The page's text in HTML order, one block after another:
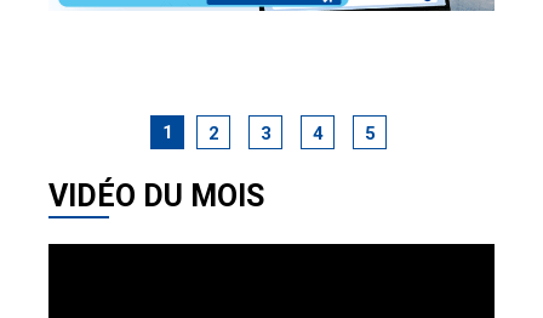
1 2 3 4 5
VIDÉO DU MOIS